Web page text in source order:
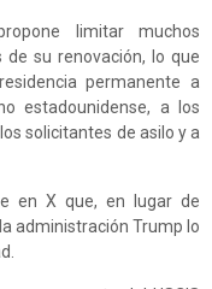
limitar muchos
su renovación, lo que
permanente a
estadounidense, a los
solicitantes de asilo y a
en X que, en lugar de
administración Trump lo